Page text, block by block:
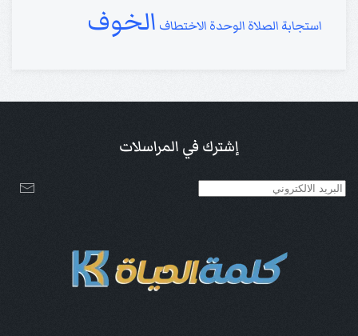
استجابة الصلاة الوحدة الاختطاف الخوف
إشترك في المراسلات